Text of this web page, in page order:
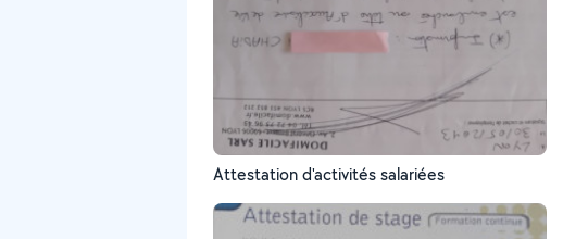
Attestation d'activités salariées